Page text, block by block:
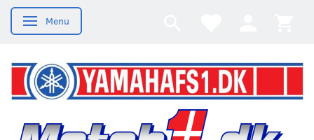
Skifte navigation
Menu